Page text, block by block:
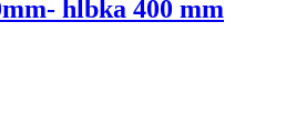
hlbka 400 mm